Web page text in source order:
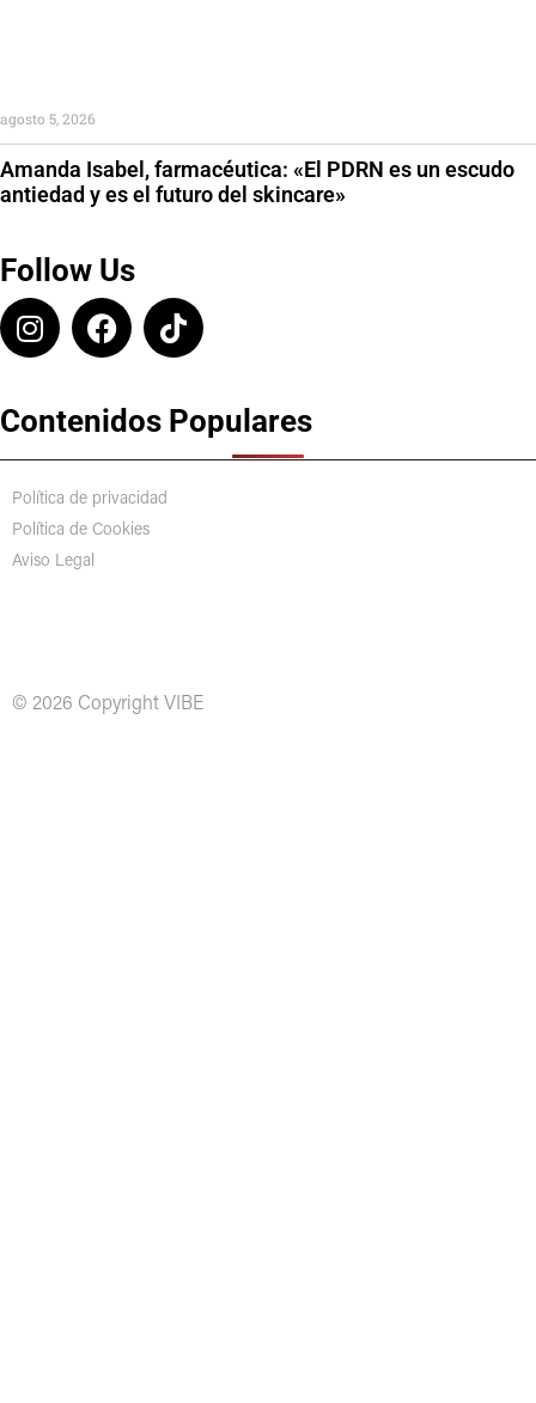
Amanda Isabel, farmacéutica: «El PDRN es un escudo
antiedad y es el futuro del skincare»
agosto 5, 2026
Follow Us
Contenidos Populares
Política de privacidad
Política de Cookies
Aviso Legal
© 2026 Copyright VIBE